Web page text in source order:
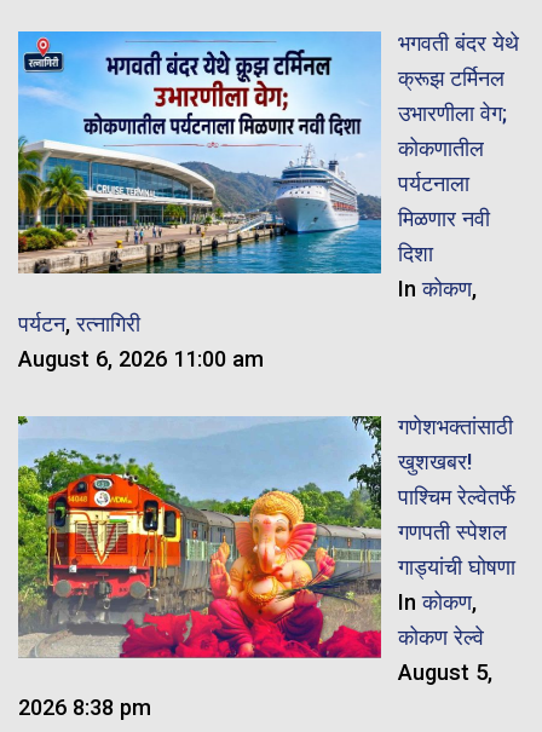
भगवती बंदर येथे
क्रूझ टर्मिनल
उभारणीला वेग;
कोकणातील
पर्यटनाला
मिळणार नवी
दिशा
Inकोकण,
पर्यटन,रत्नागिरी
August 6, 2026 11:00 am
गणेशभक्तांसाठी
खुशखबर!
पाश्चिम रेल्वेतर्फे
गणपती स्पेशल
गाड्यांची घोषणा
Inकोकण,
कोकण रेल्वे
August 5,
2026 8:38 pm